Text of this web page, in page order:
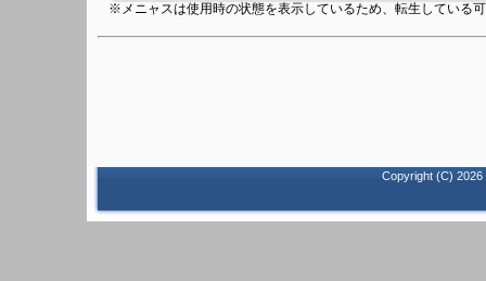
※メニャスは使用時の状態を表示しているため、転生している
Copyright (C) 2026